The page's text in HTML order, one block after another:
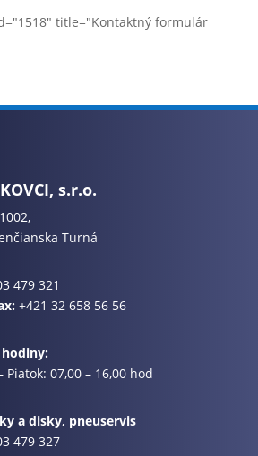
title="Kontaktný formulár
s.r.o.
Turná
479 321
+421 32 658 56 56
Piatok: 07,00 – 16,00 hod
a disky, pneuservis
479 327